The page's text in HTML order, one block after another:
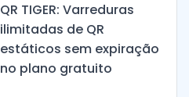
QR TIGER: Varreduras
ilimitadas de QR
estáticos sem expiração
no plano gratuito